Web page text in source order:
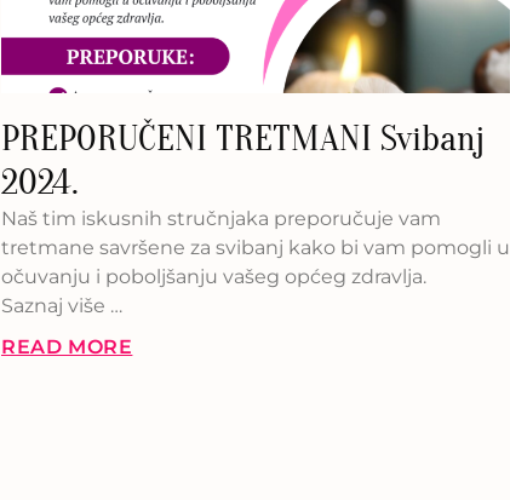
PREPORUČENI TRETMANI Svibanj
2024.
Naš tim iskusnih stručnjaka preporučuje vam
tretmane savršene za svibanj kako bi vam pomogli u
očuvanju i poboljšanju vašeg općeg zdravlja.
Saznaj više …
READ MORE